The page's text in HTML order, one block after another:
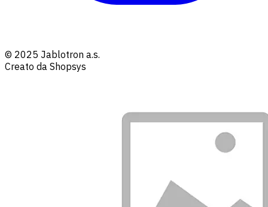
© 2025 Jablotron a.s.
Creato da Shopsys